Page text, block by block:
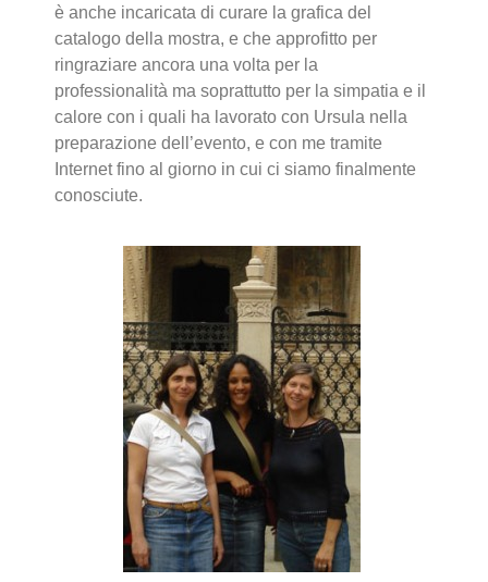
è anche incaricata di curare la grafica del
catalogo della mostra, e che approfitto per
ringraziare ancora una volta per la
professionalità ma soprattutto per la simpatia e il
calore con i quali ha lavorato con Ursula nella
preparazione dell’evento, e con me tramite
Internet fino al giorno in cui ci siamo finalmente
conosciute.